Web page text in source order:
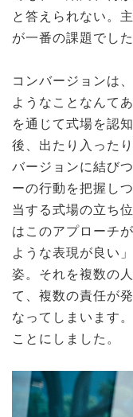
と答えられない。
が一番の課題でした
コンバージョンは
ようなことなんて
を通じて式場を認
後、出たり入った
バージョンに結び
ーの行動を把握し
当する式場の立ち
はこのアプローチ
ような表現が良い
姿。それを複数の
て、複数の責任が
なってしまいます
ことにしました。